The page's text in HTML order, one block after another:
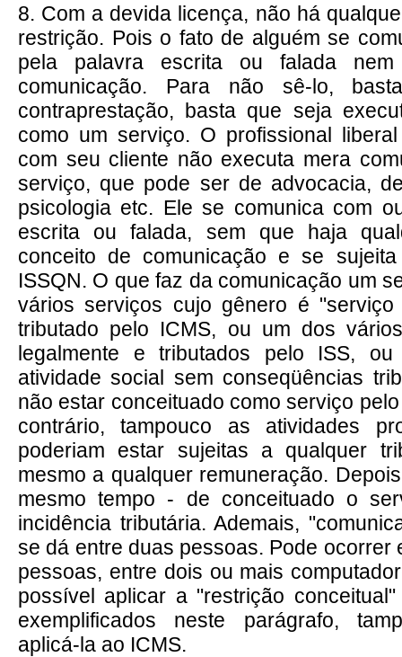
8. Com a devida licença, não há
restrição. Pois o fato de alguém se
pela palavra escrita ou falada
comunicação. Para não sê-lo,
contraprestação, basta que seja
como um serviço. O profissional
com seu cliente não executa mera
serviço, que pode ser de advocacia,
psicologia etc. Ele se comunica com
escrita ou falada, sem que haja
conceito de comunicação e se
ISSQN. O que faz da comunicação um
vários serviços cujo gênero é "serviço
tributado pelo ICMS, ou um dos
legalmente e tributados pelo ISS,
atividade social sem conseqüências
não estar conceituado como serviço
contrário, tampouco as atividades
poderiam estar sujeitas a qualquer
mesmo a qualquer remuneração.
mesmo tempo - de conceituado o
incidência tributária. Ademais,
se dá entre duas pessoas. Pode ocorrer
pessoas, entre dois ou mais
possível aplicar a "restrição
exemplificados neste parágrafo,
aplicá-la ao ICMS.